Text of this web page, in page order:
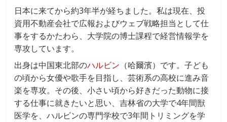
日本に来てから約3年半が経ちました。私は現在、投
資用不動産会社で広報およびウェブ戦略担当として仕
事をするかたわら、大学院の博士課程で経営情報学を
専攻しています。
出身は中国東北部のハルビン （哈爾濱）です。子ども
の頃から女優や歌手を目指し、芸術系の高校に進み音
楽を専攻。その後、小さい頃から好きだった動物に接
する仕事に就きたいと思い、吉林省の大学で4年間獣
医学を、ハルビンの専門学校で3年間トリミングを学